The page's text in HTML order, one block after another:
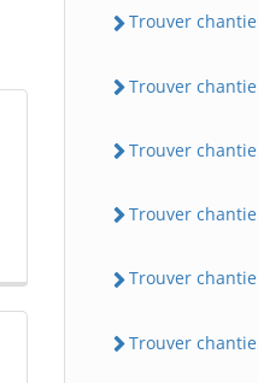
Trouver
Trouver
Trouver
Trouver
Trouver
Trouver